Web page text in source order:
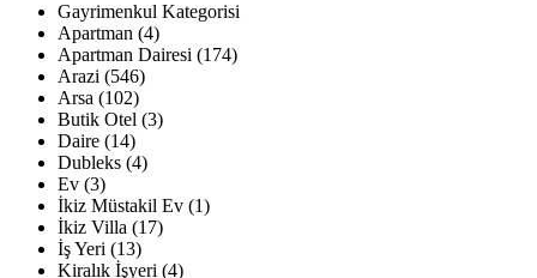
Gayrimenkul Kategorisi
Apartman (4)
Apartman Dairesi (174)
Arazi (546)
Arsa (102)
Butik Otel (3)
Daire (14)
Dubleks (4)
Ev (3)
İkiz Müstakil Ev (1)
İkiz Villa (17)
İş Yeri (13)
Kiralık İşyeri (4)